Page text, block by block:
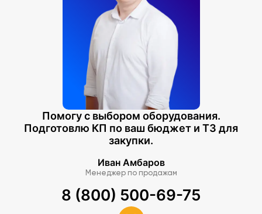
Помогу с выбором оборудования.
Подготовлю КП по ваш бюджет и ТЗ для
закупки.
Иван Амбаров
Менеджер по продажам
8 (800) 500-69-75